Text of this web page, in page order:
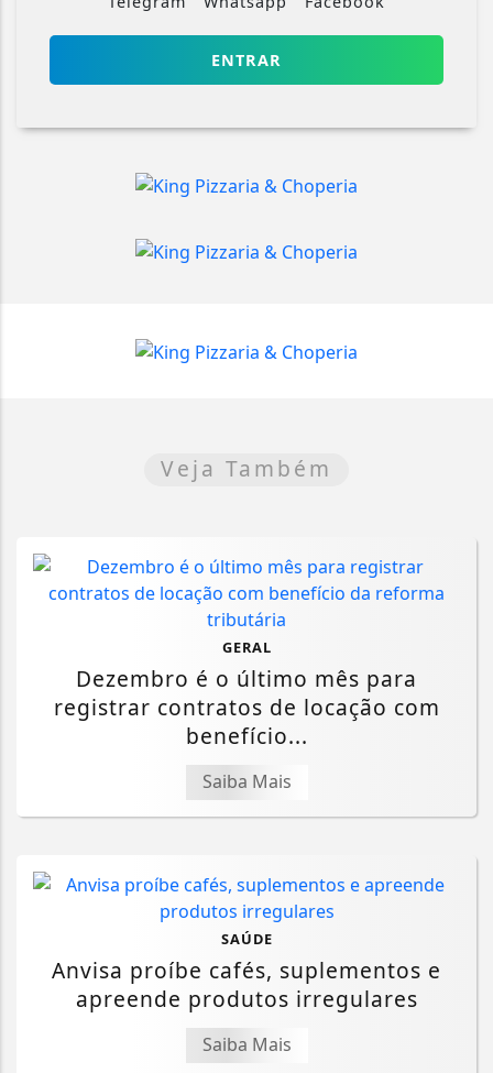
ENTRAR
Veja Também
GERAL
Dezembro é o último mês para
registrar contratos de locação com
benefício...
Saiba Mais
SAÚDE
Anvisa proíbe cafés, suplementos e
apreende produtos irregulares
Saiba Mais